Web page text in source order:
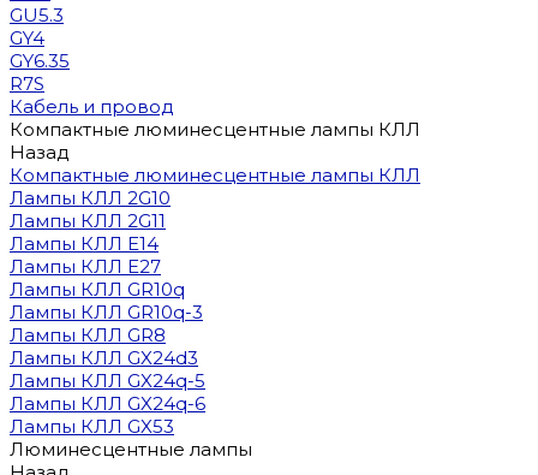
GU5.3
GY4
GY6.35
R7S
Кабель и провод
Компактные люминесцентные лампы КЛЛ
Назад
Компактные люминесцентные лампы КЛЛ
Лампы КЛЛ 2G10
Лампы КЛЛ 2G11
Лампы КЛЛ E14
Лампы КЛЛ E27
Лампы КЛЛ GR10q
Лампы КЛЛ GR10q-3
Лампы КЛЛ GR8
Лампы КЛЛ GX24d3
Лампы КЛЛ GX24q-5
Лампы КЛЛ GX24q-6
Лампы КЛЛ GX53
Люминесцентные лампы